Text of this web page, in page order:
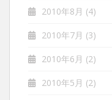
2010年8月 (4)
2010年7月 (3)
2010年6月 (2)
2010年5月 (2)